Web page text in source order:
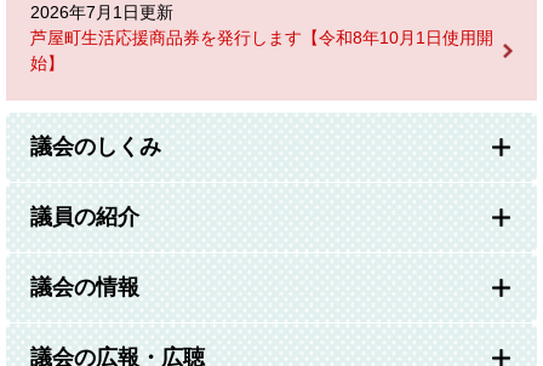
2026年7月1日更新
芦屋町生活応援商品券を発行します【令和8年10月1日使用開
始】
議会のしくみ
議員の紹介
議会の情報
議会の広報・広聴